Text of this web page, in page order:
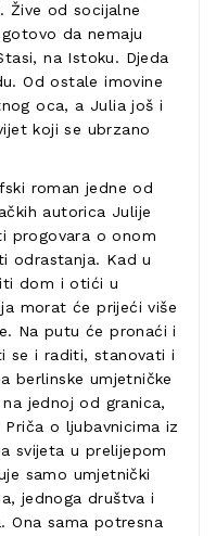
Žive od socijalne
da nemaju
na Istoku. Djeda
Od ostale imovine
oca, a Julia još i
koji se ubrzano
roman jedne od
autorica Julije
progovara o onom
odrastanja. Kad u
dom i otići u
morat će prijeći više
Na putu će pronaći i
se i raditi, stanovati i
berlinske umjetničke
jednoj od granica,
o ljubavnicima iz
svijeta u prelijepom
samo umjetnički
jednoga društva i
Ona sama potresna